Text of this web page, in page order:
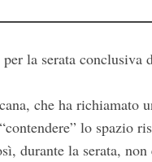
la serata conclusiva
che ha richiamato
lo spazio
durante la serata, non